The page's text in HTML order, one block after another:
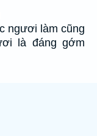
ngươi làm cũng
là đáng gớm